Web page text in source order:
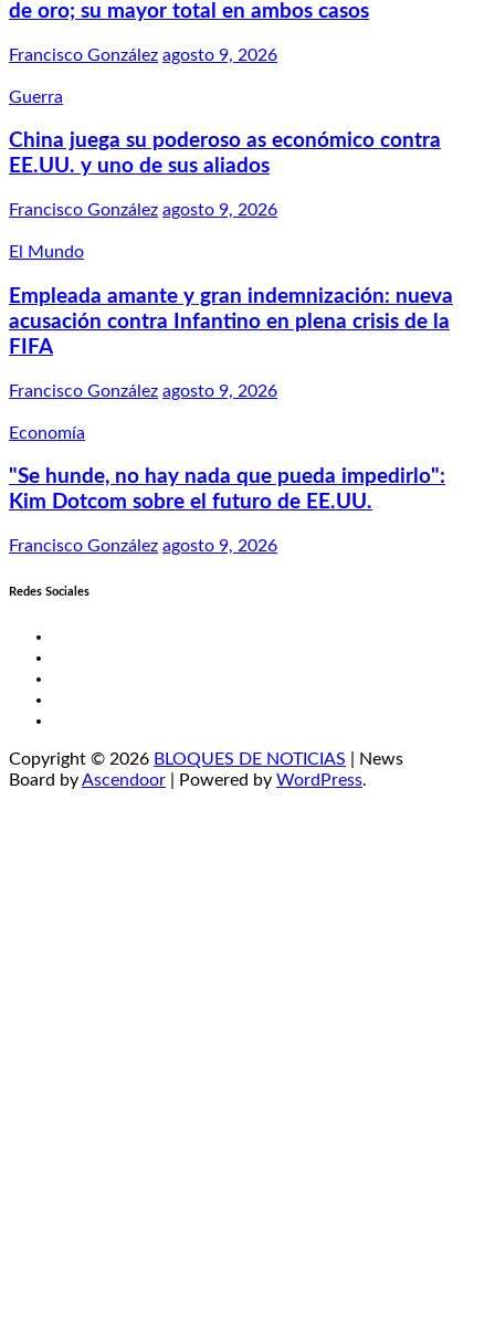
de oro; su mayor total en ambos casos
Francisco González agosto 9, 2026
Guerra
China juega su poderoso as económico contra
EE.UU. y uno de sus aliados
Francisco González agosto 9, 2026
El Mundo
Empleada amante y gran indemnización: nueva
acusación contra Infantino en plena crisis de la
FIFA
Francisco González agosto 9, 2026
Economía
"Se hunde, no hay nada que pueda impedirlo":
Kim Dotcom sobre el futuro de EE.UU.
Francisco González agosto 9, 2026
Redes Sociales
Copyright © 2026 BLOQUES DE NOTICIAS | News
Board byAscendoor | Powered by WordPress.